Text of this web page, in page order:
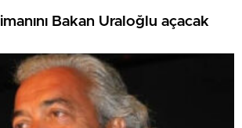
Bakan Uraloğlu açacak